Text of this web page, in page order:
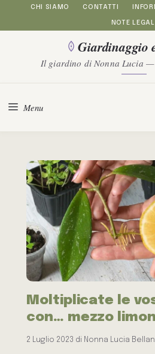
al
contenuto
CHI SIAMO CONTATTI
NOTE LEGALI
Giardinaggio
Il giardino di Nonna Lucia
Menu
Moltiplicate le
con… mezzo
2 Luglio 2023 di Nonna Lucia